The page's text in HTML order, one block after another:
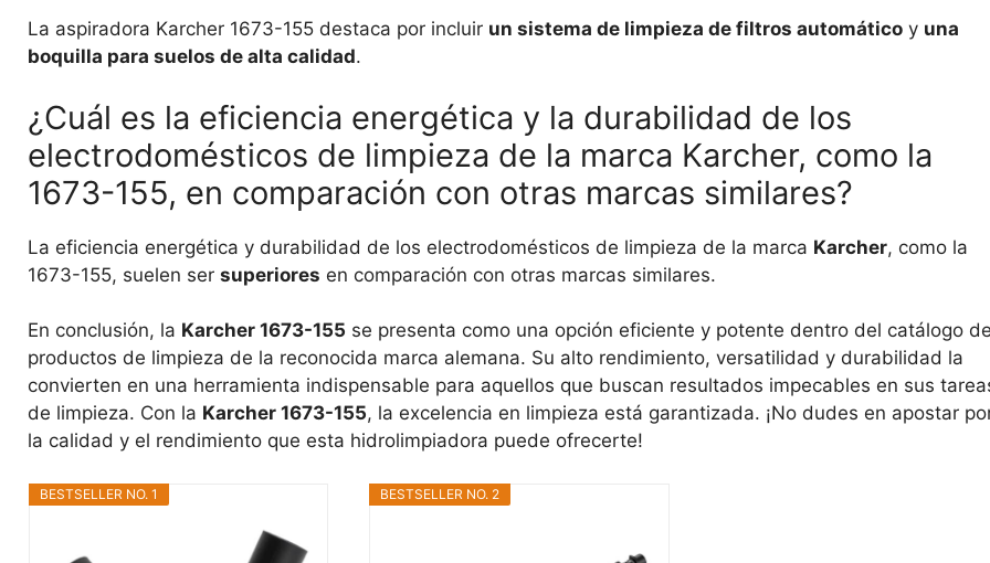
La aspiradora Karcher 1673-155 destaca por incluir un sistema de limpieza de filtros automático y una
boquilla para suelos de alta calidad.
¿Cuál es la eficiencia energética y la durabilidad de los
electrodomésticos de limpieza de la marca Karcher, como la
1673-155, en comparación con otras marcas similares?
La eficiencia energética y durabilidad de los electrodomésticos de limpieza de la marca Karcher, como la
1673-155, suelen ser superiores en comparación con otras marcas similares.
En conclusión, la Karcher 1673-155 se presenta como una opción eficiente y potente dentro del catálogo
productos de limpieza de la reconocida marca alemana. Su alto rendimiento, versatilidad y durabilidad la
convierten en una herramienta indispensable para aquellos que buscan resultados impecables en sus
de limpieza. Con la Karcher 1673-155, la excelencia en limpieza está garantizada. ¡No dudes en apostar
la calidad y el rendimiento que esta hidrolimpiadora puede ofrecerte!
BESTSELLER NO. 1 BESTSELLER NO. 2